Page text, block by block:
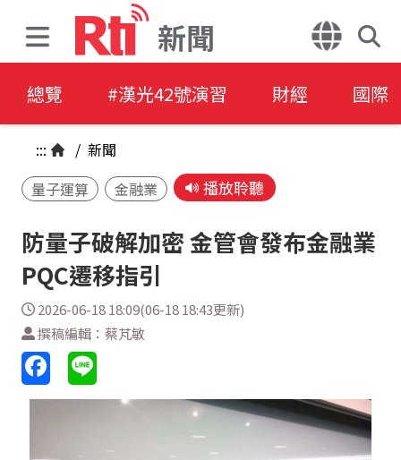
新聞
總覽 #漢光42號演習 財經 國際
::: / 新聞
量子運算
金融業 播放聆聽
防量子破解加密 金管會發布金融業
PQC遷移指引
2026-06-18 18:09(06-18 18:43更新)
撰稿編輯：蔡芃敏